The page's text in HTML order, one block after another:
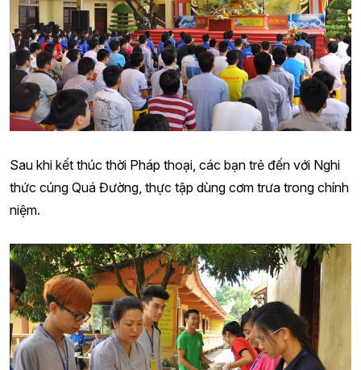
Sau khi kết thúc thời Pháp thoại, các bạn trẻ đến với Nghi
thức cúng Quá Đường, thực tập dùng cơm trưa trong chính
niệm.